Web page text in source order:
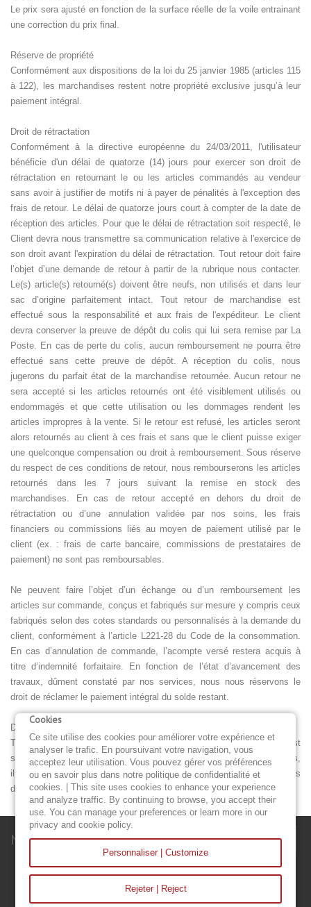
Le prix sera ajusté en fonction de la surface réelle de la voileentrainant
une correction du prix final .
Réserve de propriété
Conformément aux dispositions de la loi du 25 janvier 1985 (articles 115
à 122), les marchandises restent notre propriété exclusive jusqu’à leur
paiement intégral.
Droit de rétractation
Conformément à la directive européenne du 24/03/2011, l'utilisateur
bénéficie d'un délai de quatorze (14) jours pour exercer son droit de
rétractation en retournant le ou les articles commandés au vendeur
sans avoir à justifier de motifs ni à payer de pénalités à l'exception des
frais de retour. Le délai de quatorze jours court à compter de la date de
réception des articles. Pour que le délai de rétractation soit respecté, le
Client devra nous transmettre sa communication relative à l'exercice de
son droit avant l'expiration du délai de rétractation. Tout retour doit faire
l’objet d’une demande de retour à partir de la rubrique nous contacter.
Le(s) article(s) retourné(s) doivent être neufs, non utilisés et dans leur
sac d’origine parfaitement intact. Tout retour de marchandise est
effectué sous la responsabilité et aux frais de l'expéditeur. Le client
devra conserver la preuve de dépôt du colis qui lui sera remise par La
Poste. En cas de perte du colis, aucun remboursement ne pourra être
effectué sans cette preuve de dépôt. A réception du colis, nous
jugerons du parfait état de la marchandise retournée. Aucun retour ne
sera accepté si les articles retournés ont été visiblement utilisés ou
endommagés et que cette utilisation ou les dommages rendent les
articles impropres à la vente. Si le retour est refusé, les articles seront
alors retournés au client à ces frais et sans que le client puisse exiger
une quelconque compensation ou droit à remboursement. Sous réserve
du respect de ces conditions de retour, nous rembourserons les articles
retournés dans les 7 jours suivant la remise en stock des
marchandises. En cas de retour accepté en dehors du droit de
rétractation ou d’une annulation validée par nos soins, les frais
financiers ou commissions liés au moyen de paiement utilisé par le
client (ex. : frais de carte bancaire, commissions de prestataires de
paiement) ne sont pas remboursables.
Ne peuvent faire l’objet d’un échange ou d’un remboursement les
articles sur commande, conçus et fabriqués sur mesure y compris ceux
fabriqués selon des cotes standards ou personnalisés à la demande du
client, conformément à l’article L221-28 du Code de la consommation.
En cas d’annulation de commande, l’acompte versé restera acquis à
titre d’indemnité forfaitaire. En fonction de l’état d’avancement des
travaux, dûment constaté par nos services, nous nous réservons le
droit de réclamer le paiement intégral du solde restant.
Droit applicable et attribution de juridiction.
Tout litige en relation avec l’utilisation du site https://h-sails.com est
soumis au droit français. En dehors des cas où la loi ne le permet pas,
il est fait attribution exclusive de juridiction aux tribunaux compétents
de Paris.
Newsletter
Cookies
Ce site utilise des cookies pour améliorer votre expérience et
analyser le trafic. En poursuivant votre navigation, vous
acceptez leur utilisation. Vous pouvez gérer vos préférences
ou en savoir plus dans notre politique de confidentialité et
cookies. | This site uses cookies to enhance your experience
and analyze traffic. By continuing to browse, you accept their
use. You can manage your preferences or learn more in our
privacy and cookie policy.
Personnaliser | Customize
Rejeter | Reject